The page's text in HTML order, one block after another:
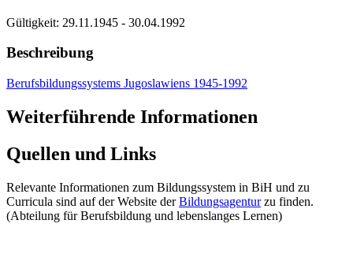
Gültigkeit: 29.11.1945 - 30.04.1992
Beschreibung
Berufsbildungssystems Jugoslawiens 1945-1992
Weiterführende Informationen
Quellen und Links
Relevante Informationen zum Bildungssystem in BiH und zu
Curricula sind auf der Website derBildungsagenturzu finden.
(Abteilung für Berufsbildung und lebenslanges Lernen)